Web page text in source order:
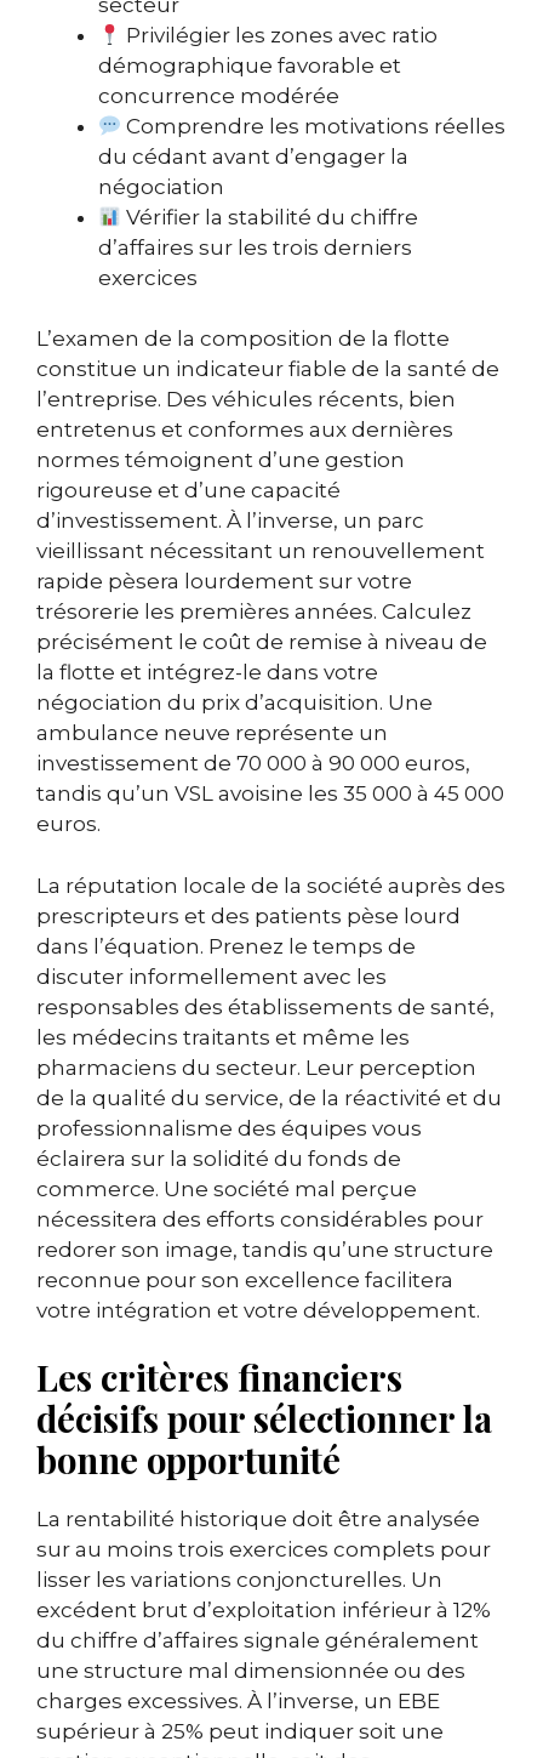
Privilégier les zones avec ratio
démographique favorable et
concurrence modérée
Comprendre les motivations réelles
du cédant avant d’engager la
négociation
Vérifier la stabilité du chiffre
d’affaires sur les trois derniers
exercices
L’examen de la composition de la flotte
constitue un indicateur fiable de la santé de
l’entreprise. Des véhicules récents, bien
entretenus et conformes aux dernières
normes témoignent d’une gestion
rigoureuse et d’une capacité
d’investissement. À l’inverse, un parc
vieillissant nécessitant un renouvellement
rapide pèsera lourdement sur votre
trésorerie les premières années. Calculez
précisément le coût de remise à niveau de
la flotte et intégrez-le dans votre
négociation du prix d’acquisition. Une
ambulance neuve représente un
investissement de 70 000 à 90 000 euros,
tandis qu’un VSL avoisine les 35 000 à 45 000
euros.
La réputation locale de la société auprès des
prescripteurs et des patients pèse lourd
dans l’équation. Prenez le temps de
discuter informellement avec les
responsables des établissements de santé,
les médecins traitants et même les
pharmaciens du secteur. Leur perception
de la qualité du service, de la réactivité et du
professionnalisme des équipes vous
éclairera sur la solidité du fonds de
commerce. Une société mal perçue
nécessitera des efforts considérables pour
redorer son image, tandis qu’une structure
reconnue pour son excellence facilitera
votre intégration et votre développement.
Les critères financiers
décisifs pour sélectionner la
bonne opportunité
La rentabilité historique doit être analysée
sur au moins trois exercices complets pour
lisser les variations conjoncturelles. Un
excédent brut d’exploitation inférieur à 12%
du chiffre d’affaires signale généralement
une structure mal dimensionnée ou des
charges excessives. À l’inverse, un EBE
supérieur à 25% peut indiquer soit une